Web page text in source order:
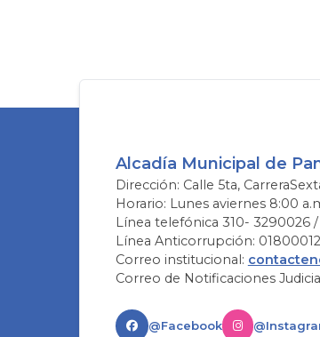
Alcadía Municipal de
Dirección: Calle 5ta,
Horario: Lunes aviernes 8:00
Línea telefónica 310- 3290026
Línea Anticorrupción:
Correo institucional:
Correo de Notificaciones
@Facebook